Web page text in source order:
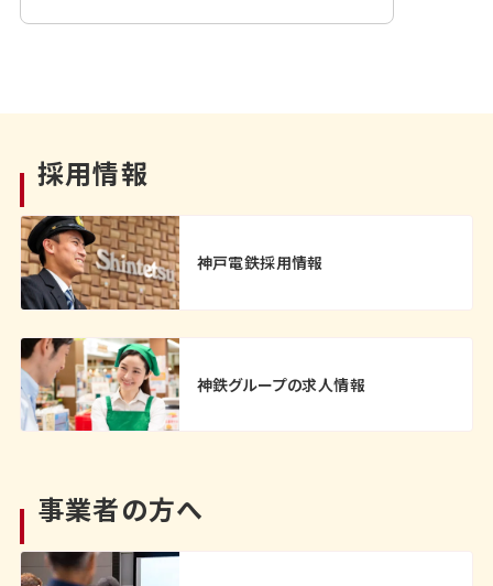
採用情報
神戸電鉄採用情報
神鉄グループの求人情報
事業者の方へ